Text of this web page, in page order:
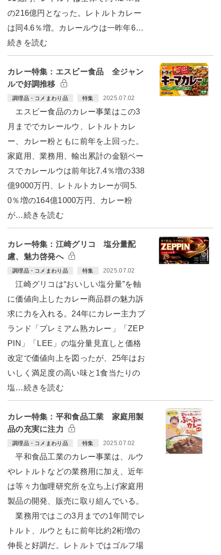
の216億円となった。レトルトカレー
は同4.6％増。カレールウは一昨年6…
続きを読む
カレー特集：エスビー食品 全ジャン
ルで好調推移
調理品・コメまわり品 特集 2025.07.02
エスビー食品のカレー事業はこの3
月まででカレールウ、レトルトカレ
ー、カレー粉ともに前年を上回った。
家庭用、業務用、輸出累計の金額ベー
スでカレールウは前年比7.4％増の338
億9000万円、レトルトカレーが同5.
0％増の164億1000万円、カレー粉
が…続きを読む
カレー特集：江崎グリコ 塩分量配
慮、魅力啓発へ
調理品・コメまわり品 特集 2025.07.02
江崎グリコは“おいしい塩分量”を軸
に価値向上したカレー商品群の魅力訴
求に力を入れる。24年にカレー主力ブ
ランド「プレミアム熟カレー」「ZEP
PIN」「LEE」の塩分量見直しと価格
改定で価値向上を図ったが、25年はお
いしく満足度の高い味と1食当たりの
塩…続きを読む
カレー特集：平和食品工業 家庭用製
品の充実に注力
調理品・コメまわり品 特集 2025.07.02
平和食品工業のカレー事業は、ルウ
やレトルトなどの業務用に加え、近年
は等々力伽哩研究所を立ち上げ家庭用
製品の開発、販売に取り組んでいる。
業務用ではこの3月までの1年間でレ
トルト、ルウともに前年比約2桁増の
伸長と好調だ。レトルトではゴルフ場